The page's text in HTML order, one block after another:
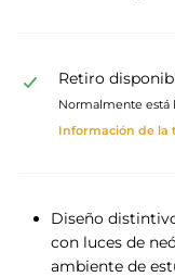
Retiro
Normalmente está
Información de la
Diseño
con luces de
ambiente de